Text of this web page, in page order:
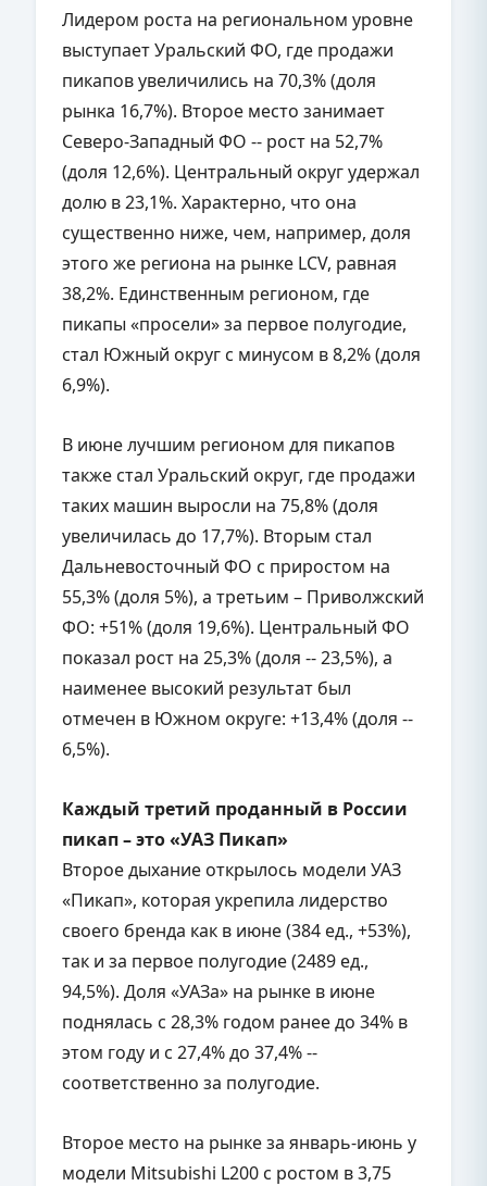
Лидером роста на региональном уровне
выступает Уральский ФО, где продажи
пикапов увеличились на 70,3% (доля
рынка 16,7%). Второе место занимает
Северо-Западный ФО -- рост на 52,7%
(доля 12,6%). Центральный округ удержал
долю в 23,1%. Характерно, что она
существенно ниже, чем, например, доля
этого же региона на рынке LCV, равная
38,2%. Единственным регионом, где
пикапы «просели» за первое полугодие,
стал Южный округ с минусом в 8,2% (доля
6,9%).
В июне лучшим регионом для пикапов
также стал Уральский округ, где продажи
таких машин выросли на 75,8% (доля
увеличилась до 17,7%). Вторым стал
Дальневосточный ФО с приростом на
55,3% (доля 5%), а третьим – Приволжский
ФО: +51% (доля 19,6%). Центральный ФО
показал рост на 25,3% (доля -- 23,5%), а
наименее высокий результат был
отмечен в Южном округе: +13,4% (доля --
6,5%).
Каждый третий проданный в России
пикап – это «УАЗ Пикап»
Второе дыхание открылось модели УАЗ
«Пикап», которая укрепила лидерство
своего бренда как в июне (384 ед., +53%),
так и за первое полугодие (2489 ед.,
94,5%). Доля «УАЗа» на рынке в июне
поднялась с 28,3% годом ранее до 34% в
этом году и с 27,4% до 37,4% --
соответственно за полугодие.
Второе место на рынке за январь-июнь у
модели Mitsubishi L200 с ростом в 3,75